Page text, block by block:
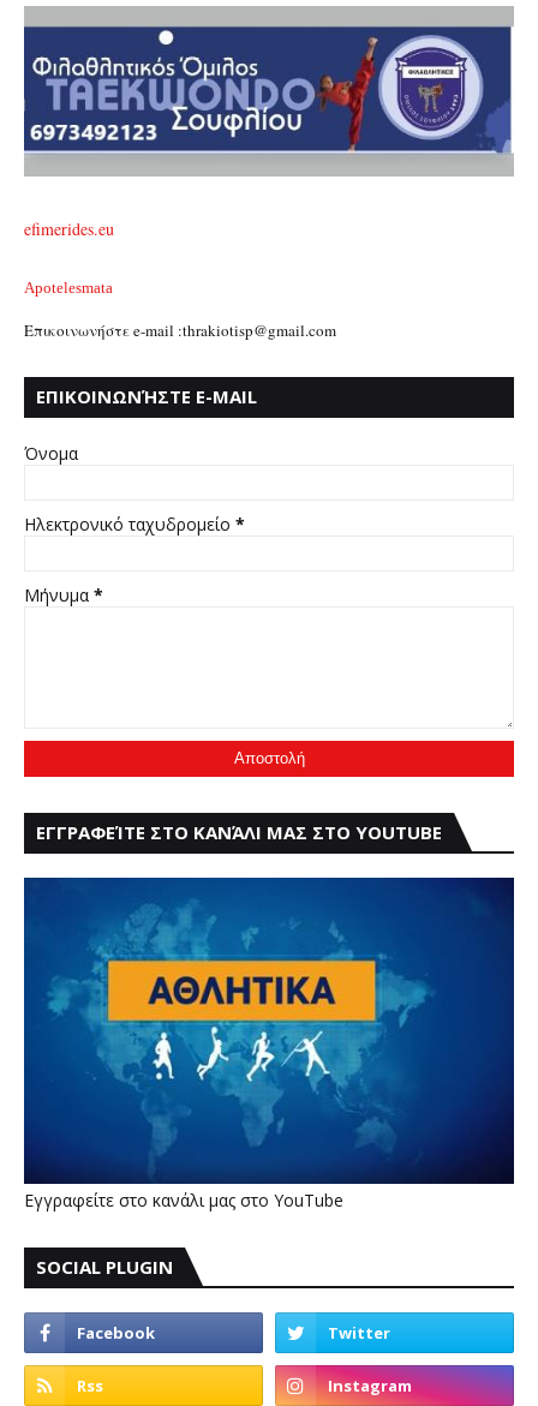
efimerides.eu
Apotelesmata
Επικοινωνήστε e-mail :thrakiotisp@gmail.com
ΕΠΙΚΟΙΝΩΝΉΣΤΕ E-MAIL
Όνομα
Ηλεκτρονικό ταχυδρομείο *
Μήνυμα *
ΕΓΓΡΑΦΕΊΤΕ ΣΤΟ ΚΑΝΆΛΙ ΜΑΣ ΣΤΟ YOUTUBE
Εγγραφείτε στο κανάλι μας στο YouTube
SOCIAL PLUGIN